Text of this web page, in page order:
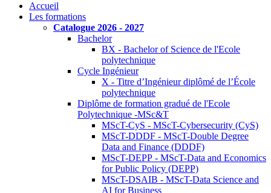
Accueil
Les formations
Catalogue 2026 - 2027
Bachelor
BX - Bachelor of Science de l'Ecole
polytechnique
Cycle Ingénieur
X - Titre d’Ingénieur diplômé de l’École
polytechnique
Diplôme de formation gradué de l'Ecole
Polytechnique -MSc&T
MScT-CyS - MScT-Cybersecurity (CyS)
MScT-DDDF - MScT-Double Degree
Data and Finance (DDDF)
MScT-DEPP - MScT-Data and Economics
for Public Policy (DEPP)
MScT-DSAIB - MScT-Data Science and
AI for Business